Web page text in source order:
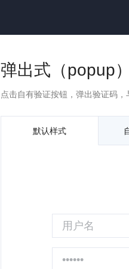
弹出式（popup）
点击自有验证按钮，弹出验证码
默认样式